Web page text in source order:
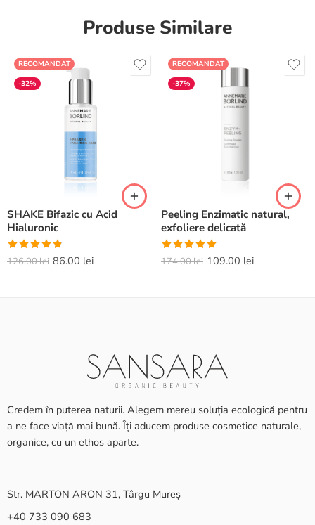
Produse Similare
RECOMANDAT
-32%
SHAKE Bifazic cu Acid
Hialuronic
Evaluat la
4.82din 5
126.00lei 86.00 lei
RECOMANDAT
-37%
Peeling Enzimatic natural,
exfoliere delicată
Evaluat la
5.00din 5
174.00lei 109.00 lei
Credem în puterea naturii. Alegem mereu soluția ecologică pentru
a ne face viață mai bună. Îți aducem produse cosmetice naturale,
organice, cu un ethos aparte.
Str. MARTON ARON 31, Târgu Mureș
+40 733 090 683